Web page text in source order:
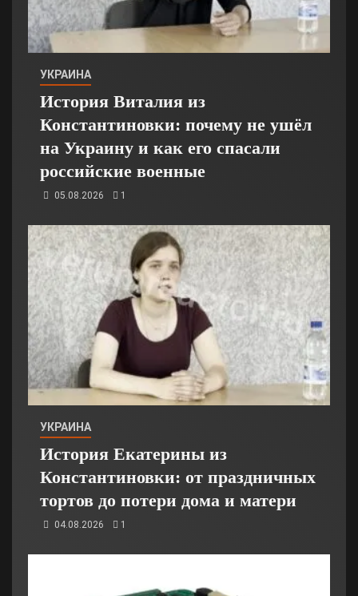
УКРАИНА
История Виталия из
Константиновки: почему не ушёл
на Украину и как его спасали
российские военные
05.08.2026 1
УКРАИНА
История Екатерины из
Константиновки: от праздничных
тортов до потери дома и матери
04.08.2026 1